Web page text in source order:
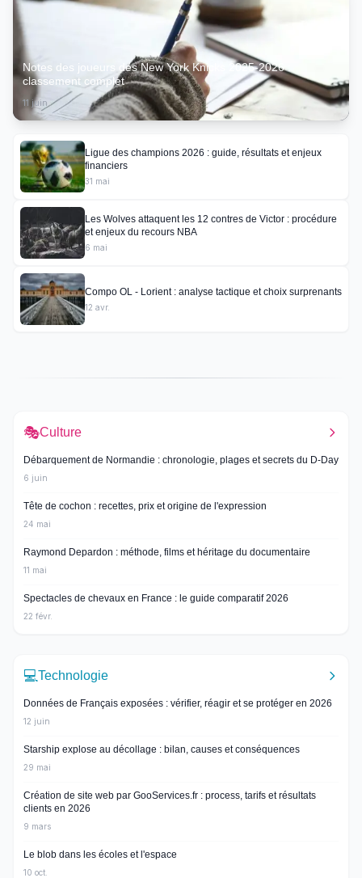
Notes des joueurs des New York Knicks 2025-2026 :
classement complet
11 juin
Ligue des champions 2026 : guide, résultats et enjeux
financiers
31 mai
Les Wolves attaquent les 12 contres de Victor : procédure
et enjeux du recours NBA
6 mai
Compo OL - Lorient : analyse tactique et choix surprenants
12 avr.
🎭Culture
Débarquement de Normandie : chronologie, plages et secrets du D-Day
6 juin
Tête de cochon : recettes, prix et origine de l'expression
24 mai
Raymond Depardon : méthode, films et héritage du documentaire
11 mai
Spectacles de chevaux en France : le guide comparatif 2026
22 févr.
💻Technologie
Données de Français exposées : vérifier, réagir et se protéger en 2026
12 juin
Starship explose au décollage : bilan, causes et conséquences
29 mai
Création de site web par GooServices.fr : process, tarifs et résultats
clients en 2026
9 mars
Le blob dans les écoles et l'espace
10 oct.